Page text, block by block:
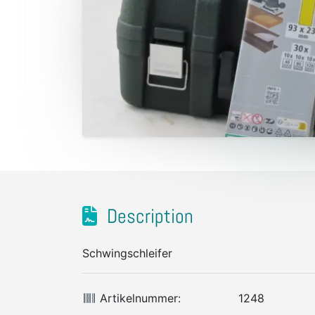
Description
Schwingschleifer
Artikelnummer: 1248